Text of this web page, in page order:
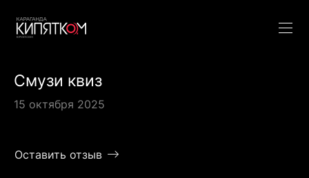
Смузи квиз
15 октября 2025
Оставить отзыв